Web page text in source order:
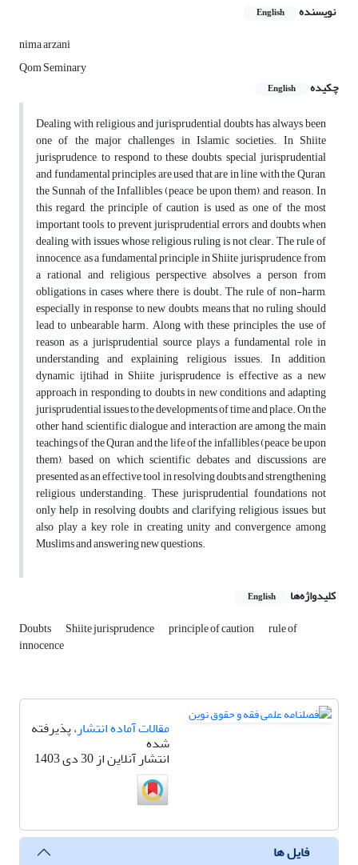
نویسنده English
nima arzani
Qom Seminary
چکیده
English
Dealing with religious and jurisprudential doubts has always been
one of the major challenges in Islamic societies. In Shiite
jurisprudence, to respond to these doubts, special jurisprudential
and fundamental principles are used that are in line with the Quran,
the Sunnah of the Infallibles (peace be upon them), and reason. In
this regard, the principle of caution is used as one of the most
important tools to prevent jurisprudential errors and doubts when
dealing with issues whose religious ruling is not clear. The rule of
innocence, as a fundamental principle in Shiite jurisprudence, from
a rational and religious perspective, absolves a person from
obligations in cases where there is doubt. The rule of non-harm,
especially in response to new doubts, means that no ruling should
lead to unbearable harm. Along with these principles, the use of
reason as a jurisprudential source plays a fundamental role in
understanding and explaining religious issues. In addition,
dynamic ijtihad in Shiite jurisprudence is effective as a new
approach in responding to doubts in new conditions and adapting
jurisprudential issues to the developments of time and place. On the
other hand, scientific dialogue and interaction are among the main
teachings of the Quran and the life of the infallibles (peace be upon
them), based on which scientific debates and discussions are
presented as an effective tool in resolving doubts and strengthening
religious understanding. These jurisprudential foundations not
only help in resolving doubts and clarifying religious issues, but
also play a key role in creating unity and convergence among
Muslims and answering new questions.
کلیدواژه‌ها English
Doubts Shiite jurisprudence principle of caution rule of
innocence
مقالات آماده انتشار، پذیرفته
شده
انتشار آنلاین از 30 دی 1403
فایل ها